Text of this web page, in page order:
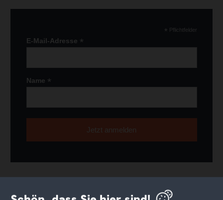
* Pflichtfelder
E-Mail-Adresse *
Name *